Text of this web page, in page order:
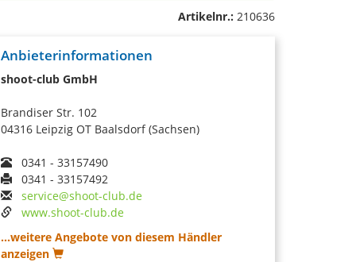
Artikelnr.: 210636
Anbieterinformationen
shoot-club GmbH
Brandiser Str. 102
04316 Leipzig OT Baalsdorf (Sachsen)
0341 - 33157490
0341 - 33157492
service@shoot-club.de
www.shoot-club.de
...weitere Angebote von diesem Händler
anzeigen